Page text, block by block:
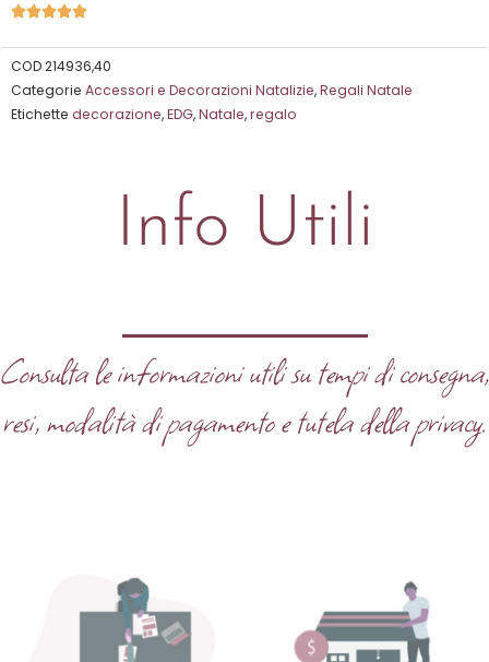
Valutazione
su
5
COD214936,40
Categorie Accessori e Decorazioni Natalizie,Regali Natale
Etichette decorazione,EDG,Natale,regalo
Info Utili
Consulta le informazioni utili su tempi di consegna,
resi, modalità di pagamento e tutela della privacy.